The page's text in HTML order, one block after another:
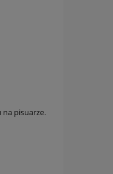
pisuarze.